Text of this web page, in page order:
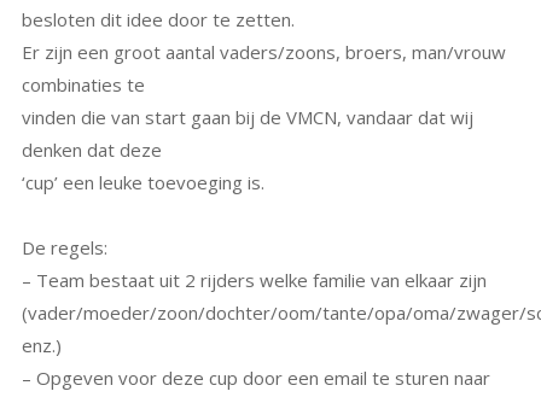
besloten dit idee door te zetten.
Er zijn een groot aantal vaders/zoons, broers, man/vrouw
combinaties te
vinden die van start gaan bij de VMCN, vandaar dat wij
denken dat deze
‘cup’ een leuke toevoeging is.
De regels:
– Team bestaat uit 2 rijders welke familie van elkaar zijn
(vader/moeder/zoon/dochter/oom/tante/opa/oma/zwager/
enz.)
– Opgeven voor deze cup door een email te sturen naar